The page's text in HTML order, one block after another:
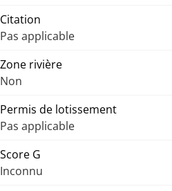
Citation
Pas applicable
Zone rivière
Non
Permis de lotissement
Pas applicable
Score G
Inconnu